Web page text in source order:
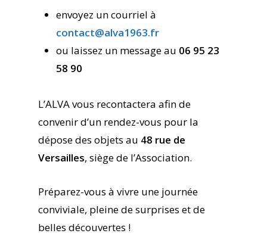
envoyez un courriel à
contact@alva1963.fr
ou laissez un message au 06 95 23
58 90
L’ALVA vous recontactera afin de
convenir d’un rendez-vous pour la
dépose des objets au 48 rue de
Versailles, siège de l’Association.
Préparez-vous à vivre une journée
conviviale, pleine de surprises et de
belles découvertes !